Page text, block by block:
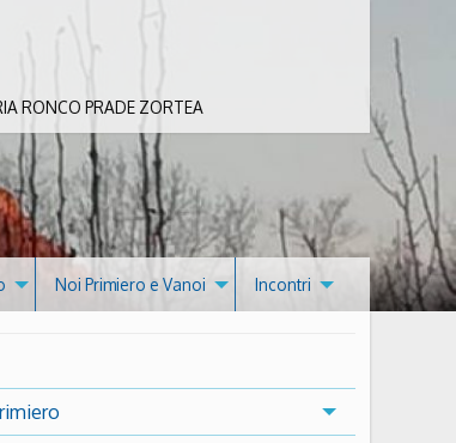
RONCO PRADE ZORTEA
Noi Primiero e Vanoi Incontri